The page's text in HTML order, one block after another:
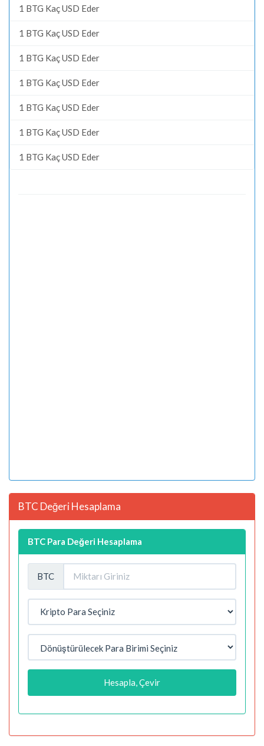
1 BTG Kaç USD Eder
1 BTG Kaç USD Eder
1 BTG Kaç USD Eder
1 BTG Kaç USD Eder
1 BTG Kaç USD Eder
1 BTG Kaç USD Eder
1 BTG Kaç USD Eder
BTC Değeri Hesaplama
BTC Para Değeri Hesaplama
BTC
Hesapla, Çevir